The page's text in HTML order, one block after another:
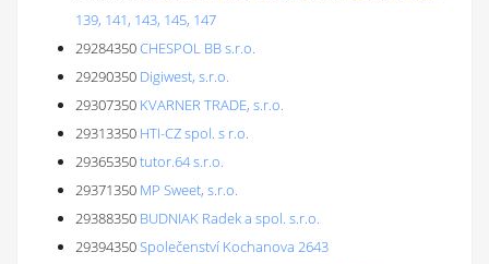
139, 141, 143, 145, 147
29284350CHESPOL BB s.r.o.
29290350 Digiwest, s.r.o.
29307350 KVARNER TRADE, s.r.o.
29313350 HTI-CZ spol. s r.o.
29365350tutor.64 s.r.o.
29371350 MP Sweet, s.r.o.
29388350 BUDNIAK Radek a spol. s.r.o.
29394350Společenství Kochanova 2643